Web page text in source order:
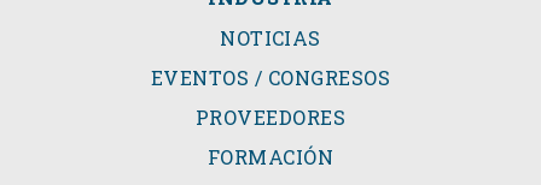
NOTICIAS
EVENTOS / CONGRESOS
PROVEEDORES
FORMACIÓN